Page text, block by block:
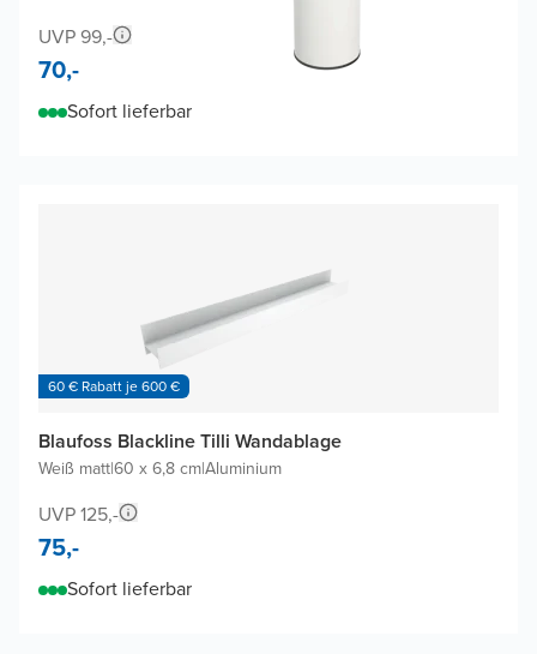
UVP 99,-
70,-
Sofort lieferbar
60 € Rabatt je 600 €
Blaufoss Blackline Tilli Wandablage
Weiß matt|60 x 6,8 cm|Aluminium
UVP 125,-
75,-
Sofort lieferbar